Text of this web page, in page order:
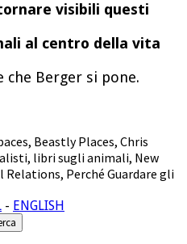
visibili questi
al centro della vita
che Berger si pone.
, Beastly Places, Chris
, libri sugli animali, New
Relations, Perché Guardare gli
- ENGLISH